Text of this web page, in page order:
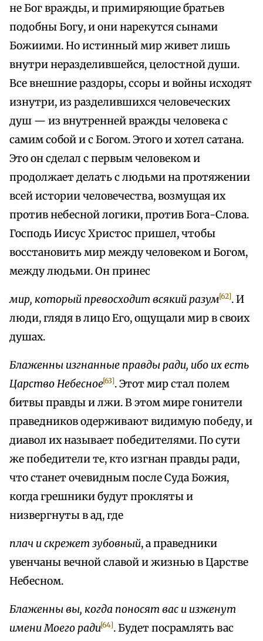
не Бог вражды, и примиряющие братьев
подобны Богу, и они нарекутся сынами
Божиими. Но истинный мир живет лишь
внутри неразделившейся, целостной души.
Все внешние раздоры, ссоры и войны исходят
изнутри, из разделившихся человеческих
душ — из внутренней вражды человека с
самим собой и с Богом. Этого и хотел сатана.
Это он сделал с первым человеком и
продолжает делать с людьми на протяжении
всей истории человечества, возмущая их
против небесной логики, против Бога-Слова.
Господь Иисус Христос пришел, чтобы
восстановить мир между человеком и Богом,
между людьми. Он принес
мир, который превосходит всякий разум[62]. И
люди, глядя в лицо Его, ощущали мир в своих
душах.
Блаженны изгнанные правды ради, ибо их есть
Царство Небесное[63]. Этот мир стал полем
битвы правды и лжи. В этом мире гонители
праведников одерживают видимую победу, и
диавол их называет победителями. По сути
же победители те, кто изгнан правды ради,
что станет очевидным после Суда Божия,
когда грешники будут прокляты и
низвергнуты в ад, где
плач и скрежет зубовный, а праведники
увенчаны вечной славой и жизнью в Царстве
Небесном.
Блаженны вы, когда поносят вас и изженут
имени Моего ради[64]. Будет посрамлять вас